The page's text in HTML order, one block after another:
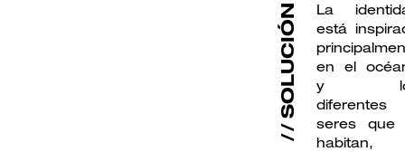
SOLUCIÓN
La
está
en el
y
diferentes
seres que
habitan,